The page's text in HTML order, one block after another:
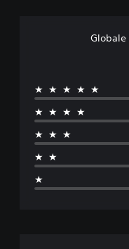
★★★★★
★★★★
★★★
★★
★